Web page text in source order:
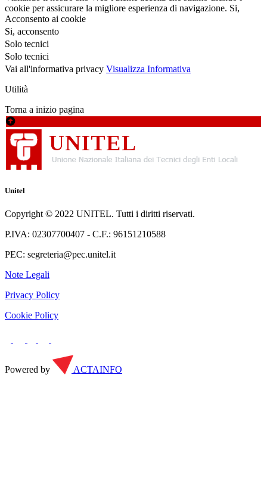
cookie per assicurare la migliore esperienza di navigazione. Si,
Acconsento ai cookie
Si, acconsento
Solo tecnici
Solo tecnici
Vai all'informativa privacy Visualizza Informativa
Utilità
Torna a inizio pagina
Unitel
Copyright © 2022 UNITEL. Tutti i diritti riservati.
P.IVA: 02307700407 - C.F.: 96151210588
PEC: segreteria@pec.unitel.it
Note Legali
Privacy Policy
Cookie Policy
Powered by ACTAINFO